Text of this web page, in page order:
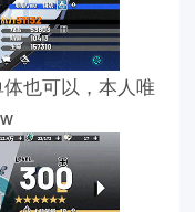
也可以，本人唯